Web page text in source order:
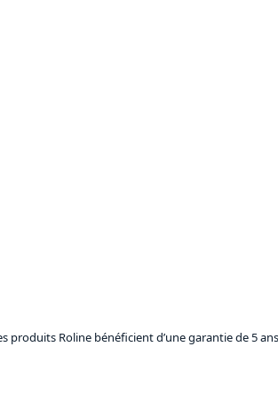
Roline bénéficient d’une garantie de 5